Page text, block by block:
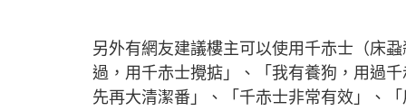
另外有網友建議樓主可以使用千赤士（床
過，用千赤士攪掂」、「我有養狗，用過
先再大清潔番」、「千赤士非常有效」、